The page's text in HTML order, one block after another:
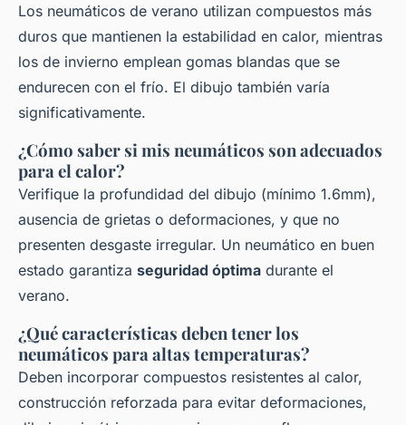
Los neumáticos de verano utilizan compuestos más
duros que mantienen la estabilidad en calor, mientras
los de invierno emplean gomas blandas que se
endurecen con el frío. El dibujo también varía
significativamente.
¿Cómo saber si mis neumáticos son adecuados
para el calor?
Verifique la profundidad del dibujo (mínimo 1.6mm),
ausencia de grietas o deformaciones, y que no
presenten desgaste irregular. Un neumático en buen
estado garantiza seguridad óptima durante el
verano.
¿Qué características deben tener los
neumáticos para altas temperaturas?
Deben incorporar compuestos resistentes al calor,
construcción reforzada para evitar deformaciones,